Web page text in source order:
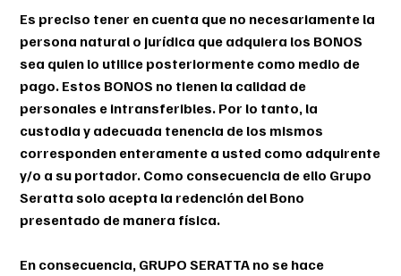
Es preciso tener en cuenta que no necesariamente la
persona natural o jurídica que adquiera los BONOS
sea quien lo utilice posteriormente como medio de
pago. Estos BONOS no tienen la calidad de
personales e intransferibles. Por lo tanto, la
custodia y adecuada tenencia de los mismos
corresponden enteramente a usted como adquirente
y/o a su portador. Como consecuencia de ello Grupo
Seratta solo acepta la redención del Bono
presentado de manera física.
En consecuencia, GRUPO SERATTA no se hace